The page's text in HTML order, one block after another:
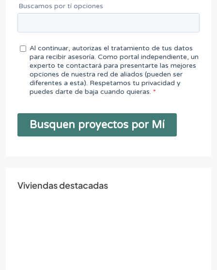
Viviendas destacadas